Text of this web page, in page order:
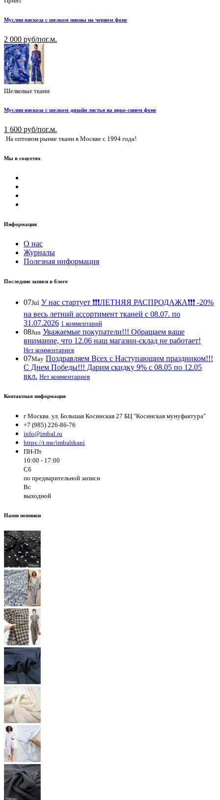
Муслин вискоза с шелком пионы на черном фоне
2 000 руб/пог.м.
Шелковые ткани
Муслин вискоза с шелком дизайн листья на ярко-синем фоне
1 600 руб/пог.м.
На оптовом рынке ткани в Москве с 1994 года!
Мы в соцсетях
Информация
О нас
Журналы
Полезная информация
Последние записи в блоге
07Jul У нас стартует ❗️❗️❗️ЛЕТНЯЯ РАСПРОДАЖА❗️❗️❗️ -20%
на весь летний ассортимент тканей с 08.07. по
31.07.2026 1 комментарий
08Jun Уважаемые покупатели!!! Обращаем ваше
внимание, что 12.06 наш магазин-склад не работает!
Нет комментариев
07May Поздравляем Всех с Наступающим праздником!!!
С Днем Победы!!! Дарим скидку 9% с 08.05 по 12.05
вкл. Нет комментариев
Контактная информация
г Москва. ул. Большая Косинская 27 БЦ "Косинская мунуфактура"
+7 (985) 226-86-76
info@imbal.ru
https://t.me/imbaltkani
ПН-Пт
10:00 - 17:00
Сб
по предварительной записи
Вс
выходной
Наши новинки